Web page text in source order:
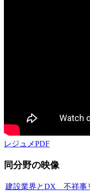
レジュメPDF
同分野の映像
建設業界とDX 不祥事